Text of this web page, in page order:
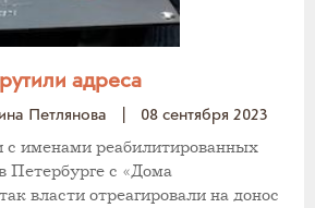
адреса
Петлянова
08 сентября 2023
с именами реабилитированных
Петербурге с «Дома
власти отреагировали на донос